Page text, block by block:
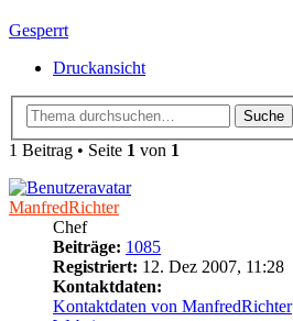
Gesperrt
Druckansicht
Suche
1 Beitrag • Seite 1 von 1
ManfredRichter
Chef
Beiträge: 1085
Registriert: 12. Dez 2007, 11:28
Kontaktdaten:
Kontaktdaten von ManfredRichter